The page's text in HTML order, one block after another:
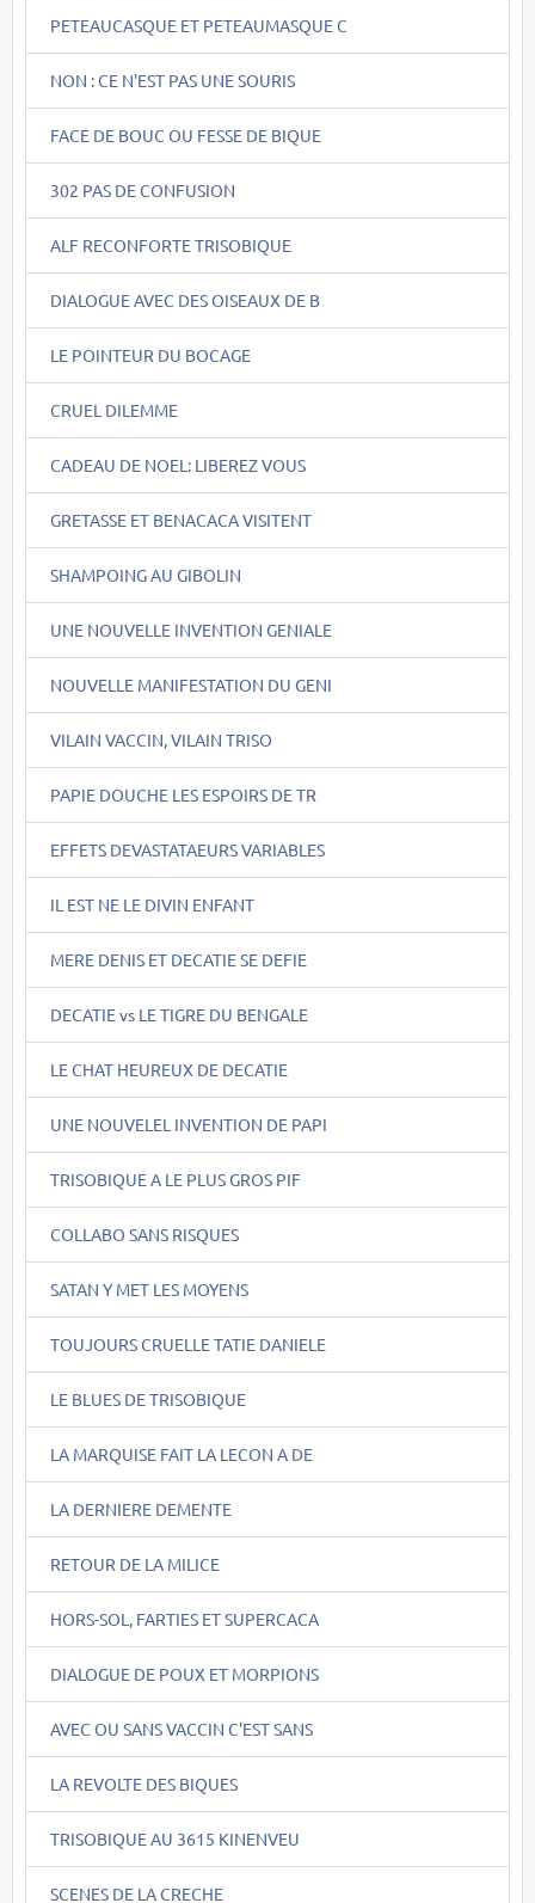
PETEAUCASQUE ET PETEAUMASQUE C
NON : CE N'EST PAS UNE SOURIS
FACE DE BOUC OU FESSE DE BIQUE
302 PAS DE CONFUSION
ALF RECONFORTE TRISOBIQUE
DIALOGUE AVEC DES OISEAUX DE B
LE POINTEUR DU BOCAGE
CRUEL DILEMME
CADEAU DE NOEL: LIBEREZ VOUS
GRETASSE ET BENACACA VISITENT
SHAMPOING AU GIBOLIN
UNE NOUVELLE INVENTION GENIALE
NOUVELLE MANIFESTATION DU GENI
VILAIN VACCIN, VILAIN TRISO
PAPIE DOUCHE LES ESPOIRS DE TR
EFFETS DEVASTATAEURS VARIABLES
IL EST NE LE DIVIN ENFANT
MERE DENIS ET DECATIE SE DEFIE
DECATIE vs LE TIGRE DU BENGALE
LE CHAT HEUREUX DE DECATIE
UNE NOUVELEL INVENTION DE PAPI
TRISOBIQUE A LE PLUS GROS PIF
COLLABO SANS RISQUES
SATAN Y MET LES MOYENS
TOUJOURS CRUELLE TATIE DANIELE
LE BLUES DE TRISOBIQUE
LA MARQUISE FAIT LA LECON A DE
LA DERNIERE DEMENTE
RETOUR DE LA MILICE
HORS-SOL, FARTIES ET SUPERCACA
DIALOGUE DE POUX ET MORPIONS
AVEC OU SANS VACCIN C'EST SANS
LA REVOLTE DES BIQUES
TRISOBIQUE AU 3615 KINENVEU
SCENES DE LA CRECHE